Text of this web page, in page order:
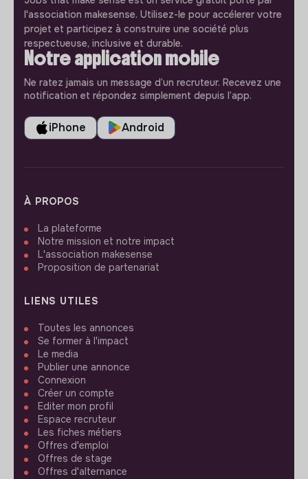
l'association makesense. Utilisez-le pour accélerer votre
projet et participez à construire une société plus
respectueuse, inclusive et durable.
Notre application mobile
Ne ratez jamais un message d’un recruteur. Recevez une
notification et répondez simplement depuis l’app.
iPhone Android
À PROPOS
La plateforme
Notre mission et notre impact
L'association makesense
Proposition de partenariat
LIENS UTILES
Toutes les annonces
Se former à l'impact
Le media
Publier une annonce
Connexion
Créer un compte
Editer mon profil
Espace recruteur
Les fiches métiers
Offres d'emploi
Offres de stage
Offres d'alternance